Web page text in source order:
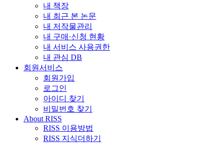
내 책장
내 최근 본 논문
내 저작물관리
내 구매·신청 현황
내 서비스 사용권한
내 관심 DB
회원서비스
회원가입
로그인
아이디 찾기
비밀번호 찾기
About RISS
RISS 이용방법
RISS 지식더하기